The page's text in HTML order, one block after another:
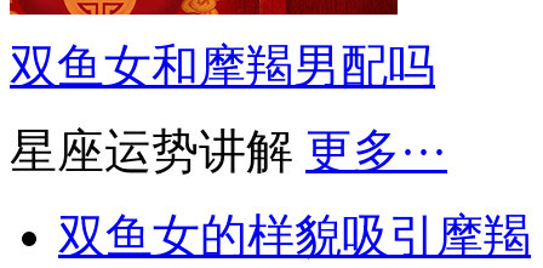
双鱼女和摩羯男配吗
星座运势讲解 更多···
双鱼女的样貌吸引摩羯